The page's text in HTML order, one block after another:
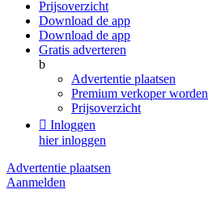
Prijsoverzicht
Download de app
Download de app
Gratis adverteren
b
Advertentie plaatsen
Premium verkoper worden
Prijsoverzicht
 Inloggen
hier inloggen
Advertentie plaatsen
Aanmelden